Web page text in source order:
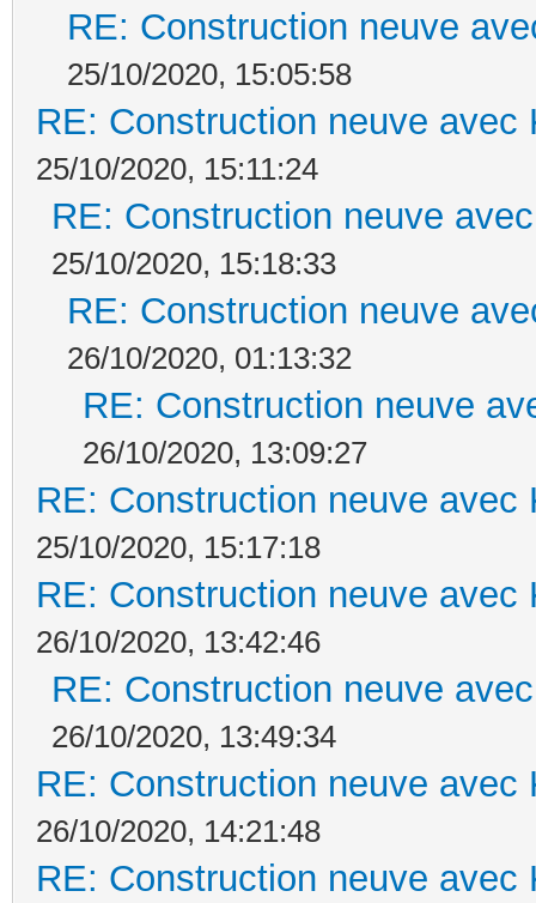
RE: Construction neuve
25/10/2020, 15:05:58
RE: Construction neuve avec
25/10/2020, 15:11:24
RE: Construction neuve
25/10/2020, 15:18:33
RE: Construction neuve
26/10/2020, 01:13:32
RE: Construction neuve
26/10/2020, 13:09:27
RE: Construction neuve avec
25/10/2020, 15:17:18
RE: Construction neuve avec
26/10/2020, 13:42:46
RE: Construction neuve
26/10/2020, 13:49:34
RE: Construction neuve avec
26/10/2020, 14:21:48
RE: Construction neuve avec